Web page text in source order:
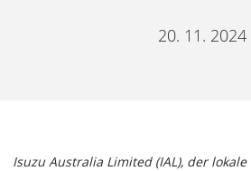
20. 11. 2024
Isuzu Australia Limited (IAL), der